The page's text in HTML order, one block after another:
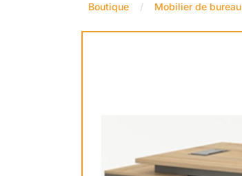
Boutique Mobilier de bureau